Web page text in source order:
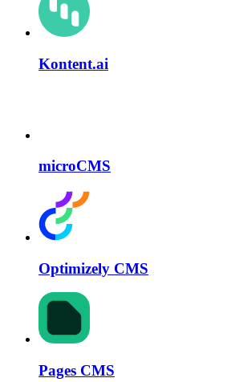
Kontent.ai
microCMS
Optimizely CMS
Pages CMS